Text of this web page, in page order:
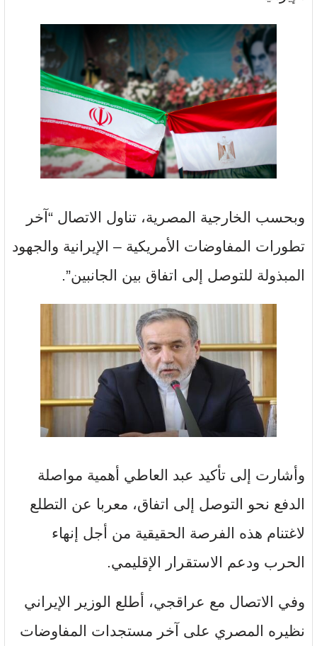
وبحسب الخارجية المصرية، تناول الاتصال “آخر
تطورات المفاوضات الأمريكية – الإيرانية والجهود
المبذولة للتوصل إلى اتفاق بين الجانبين”.
وأشارت إلى تأكيد عبد العاطي أهمية مواصلة
الدفع نحو التوصل إلى اتفاق، معربا عن التطلع
لاغتنام هذه الفرصة الحقيقية من أجل إنهاء
الحرب ودعم الاستقرار الإقليمي.
وفي الاتصال مع عراقجي، أطلع الوزير الإيراني
نظيره المصري على آخر مستجدات المفاوضات